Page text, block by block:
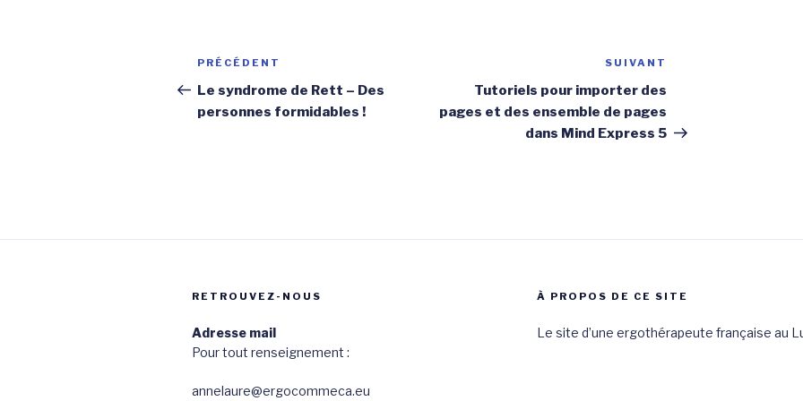
Navigation
de
l’article
Article
précédent
PRÉCÉDENT
Le syndrome de Rett – Des
personnes formidables !
SUIVANT
Tutoriels pour importer des
pages et des ensemble de pages
dans Mind Express 5
RETROUVEZ-NOUS
Adresse mail
Pour tout renseignement :
annelaure@ergocommeca.eu
À PROPOS DE CE SITE
Le site d’une ergothérapeute française au